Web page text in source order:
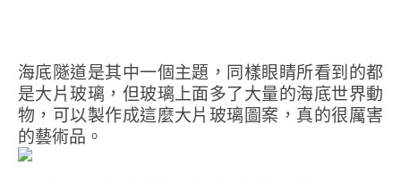
海底隧道是其中一個主題，同樣眼睛所看到的都
是大片玻璃，但玻璃上面多了大量的海底世界動
物，可以製作成這麼大片玻璃圖案，真的很厲害
的藝術品。